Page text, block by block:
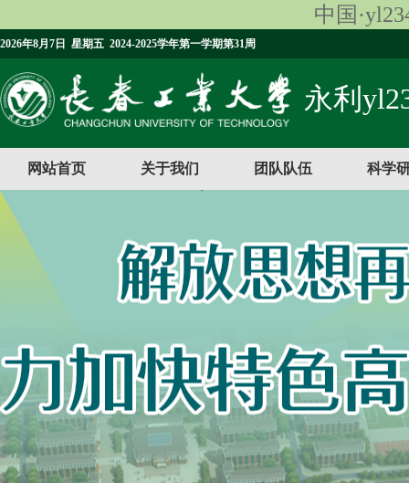
中国
2026年8月7日 星期五 2024-2025学年第一学期第31周
永利
网站首页 关于我们 团队队伍 科学